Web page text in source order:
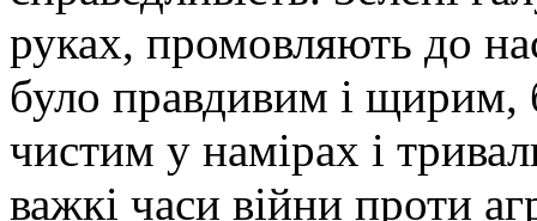
руках, промовляють до
було правдивим і щирим,
чистим у намірах і
важкі часи війни проти